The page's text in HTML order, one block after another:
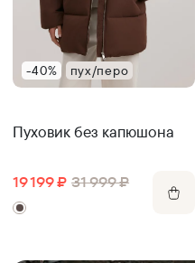
-40% пух/перо
Пуховик без капюшона
19 199 ₽ 31 999 ₽